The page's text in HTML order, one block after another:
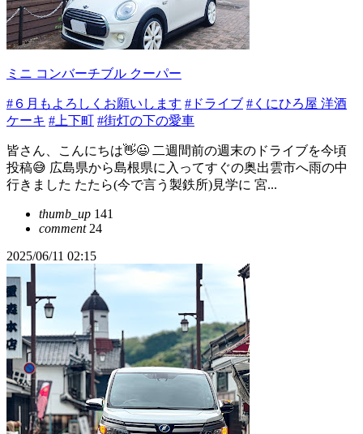
ミニ コンバーチブル クーパー
#６月もよろしくお願いします #ドライブ #くにひろ屋 洋酒
ケーキ #上下町 #街灯の下の愛車
皆さん、こんにちは👋😃 二週間前の週末のドライブを今頃
投稿😅 広島県から島根県に入ってすぐの奥出雲市へ雨の中
行きました たたら(今で言う製鉄所)見学に 宮...
thumb_up 141
comment24
2025/06/11 02:15